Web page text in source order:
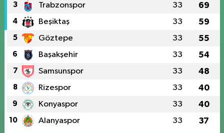
3 Trabzonspor 33 69
4 Beşiktaş 33 59
5 Göztepe 33 55
6 Başakşehir 33 54
7 Samsunspor 33 48
8 Rizespor 33 40
9 Konyaspor 33 40
10 Alanyaspor 33 37